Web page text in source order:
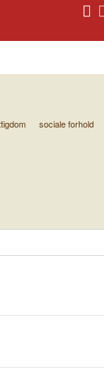
sociale forhold